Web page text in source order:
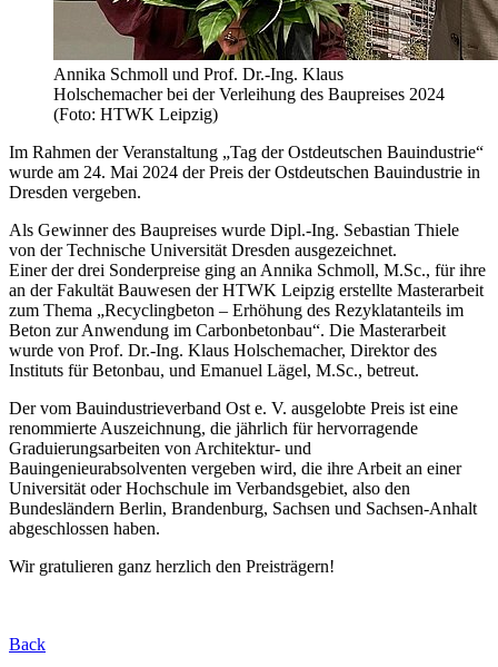
Annika Schmoll und Prof. Dr.-Ing. Klaus
Holschemacher bei der Verleihung des Baupreises 2024
(Foto: HTWK Leipzig)
Im Rahmen der Veranstaltung „Tag der Ostdeutschen Bauindustrie“
wurde am 24. Mai 2024 der Preis der Ostdeutschen Bauindustrie in
Dresden vergeben.
Als Gewinner des Baupreises wurde Dipl.-Ing. Sebastian Thiele
von der Technische Universität Dresden ausgezeichnet.
Einer der drei Sonderpreise ging an Annika Schmoll, M.Sc., für ihre
an der Fakultät Bauwesen der HTWK Leipzig erstellte Masterarbeit
zum Thema „Recyclingbeton – Erhöhung des Rezyklatanteils im
Beton zur Anwendung im Carbonbetonbau“. Die Masterarbeit
wurde von Prof. Dr.-Ing. Klaus Holschemacher, Direktor des
Instituts für Betonbau, und Emanuel Lägel, M.Sc., betreut.
Der vom Bauindustrieverband Ost e. V. ausgelobte Preis ist eine
renommierte Auszeichnung, die jährlich für hervorragende
Graduierungsarbeiten von Architektur- und
Bauingenieurabsolventen vergeben wird, die ihre Arbeit an einer
Universität oder Hochschule im Verbandsgebiet, also den
Bundesländern Berlin, Brandenburg, Sachsen und Sachsen-Anhalt
abgeschlossen haben.
Wir gratulieren ganz herzlich den Preisträgern!
Back